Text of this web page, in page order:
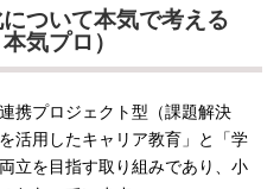
ついて本気で考える
気プロ）
携プロジェクト型（課題解決
活用したキャリア教育」と「学
立を目指す取り組みであり、小